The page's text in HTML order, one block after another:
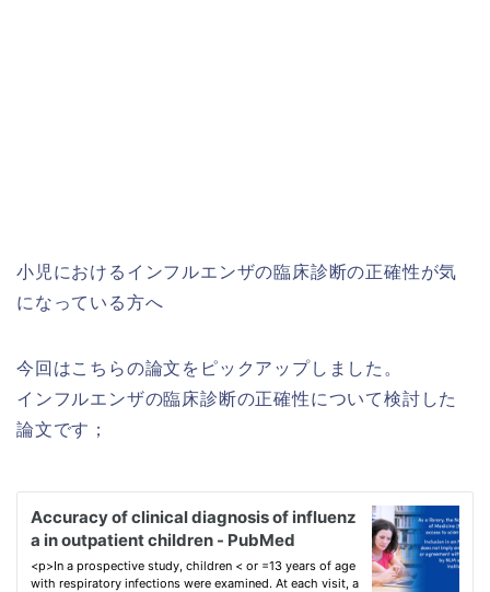
小児におけるインフルエンザの臨床診断の正確性が気
になっている方へ
今回はこちらの論文をピックアップしました。
インフルエンザの臨床診断の正確性について検討した
論文です；